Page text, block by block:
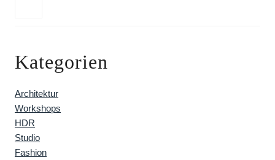
Kategorien
Architektur
Workshops
HDR
Studio
Fashion